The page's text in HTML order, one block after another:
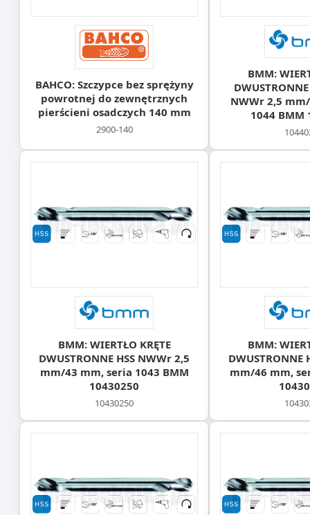
BAHCO: Szczypce bez sprężyny
powrotnej do zewnętrznych
pierścieni osadczych 140 mm
2900-140
BMM:
NWWr 2,5
1044 BMM
BMM: WIERTŁO KRĘTE
DWUSTRONNE HSS NWWr 2,5
mm/43 mm, seria 1043 BMM
10430250
10430250
BMM:
DWUSTRONNE
mm/46 mm,